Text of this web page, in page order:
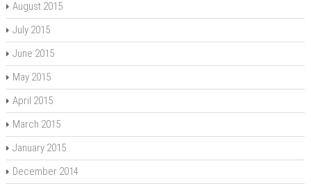
August 2015
July 2015
June 2015
May 2015
April 2015
March 2015
January 2015
December 2014